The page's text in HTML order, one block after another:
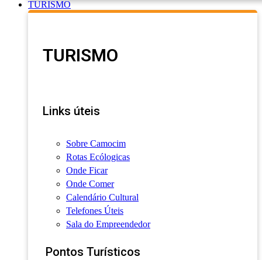
TURISMO
TURISMO
Links úteis
Sobre Camocim
Rotas Ecólogicas
Onde Ficar
Onde Comer
Calendário Cultural
Telefones Úteis
Sala do Empreendedor
Pontos Turísticos